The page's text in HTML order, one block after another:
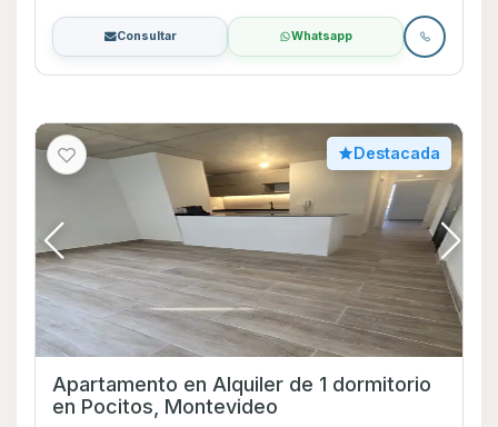
Consultar Whatsapp
Destacada
Apartamento en Alquiler de 1 dormitorio
en Pocitos, Montevideo